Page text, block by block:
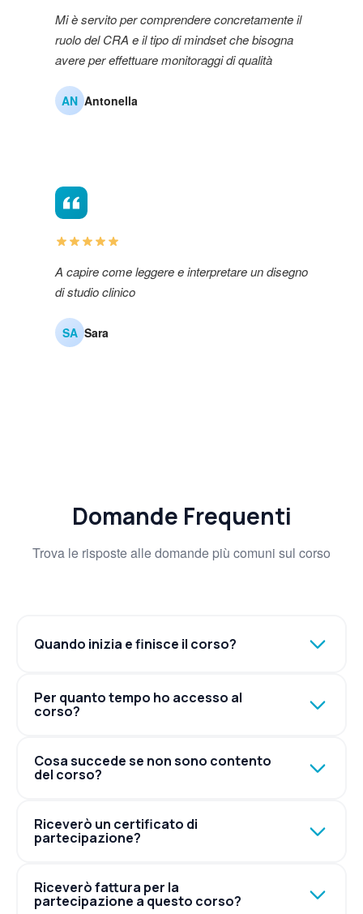
Mi è servito per comprendere concretamente il
ruolo del CRA e il tipo di mindset che bisogna
avere per effettuare monitoraggi di qualità
AN Antonella
A capire come leggere e interpretare un disegno
di studio clinico
SA Sara
Domande Frequenti
Trova le risposte alle domande più comuni sul corso
Quando inizia e finisce il corso?
Per quanto tempo ho accesso al
corso?
Cosa succede se non sono contento
del corso?
Riceverò un certificato di
partecipazione?
Riceverò fattura per la
partecipazione a questo corso?